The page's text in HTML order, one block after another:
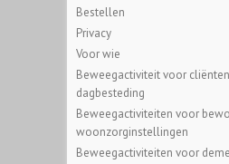
Bestellen
Privacy
Voor wie
Beweegactiviteit voor
dagbesteding
Beweegactiviteiten voor
woonzorginstellingen
Beweegactiviteiten voor